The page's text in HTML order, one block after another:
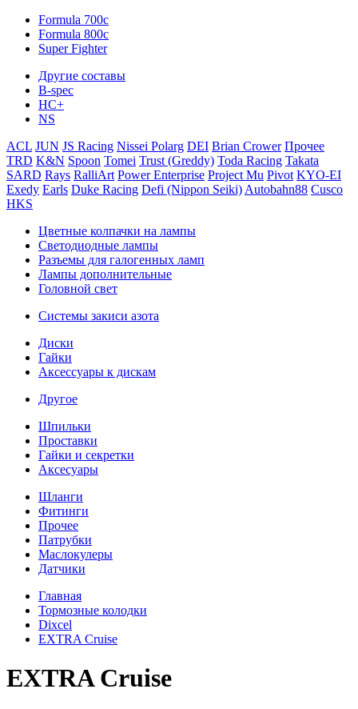
Formula 700c
Formula 800c
Super Fighter
Другие составы
B-spec
HC+
NS
ACL JUN JS Racing Nissei Polarg DEI Brian Crower Прочее
TRD K&N Spoon Tomei Trust (Greddy) Toda Racing Takata
SARD Rays RalliArt Power Enterprise Project Mu Pivot KYO-EI
Exedy Earls Duke Racing Defi (Nippon Seiki) Autobahn88 Cusco
HKS
Цветные колпачки на лампы
Светодиодные лампы
Разъемы для галогенных ламп
Лампы дополнительные
Головной свет
Системы закиси азота
Диски
Гайки
Аксессуары к дискам
Другое
Шпильки
Проставки
Гайки и секретки
Аксесуары
Шланги
Фитинги
Прочее
Патрубки
Маслокулеры
Датчики
Главная
Тормозные колодки
Dixcel
EXTRA Cruise
EXTRA Cruise